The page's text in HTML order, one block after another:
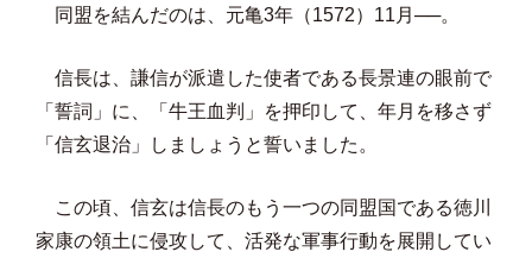
同盟を結んだのは、元亀3年（1572）11月──。
信長は、謙信が派遣した使者である長景連の眼前で
「誓詞」に、「牛王血判」を押印して、年月を移さず
「信玄退治」しましょうと誓いました。
この頃、信玄は信長のもう一つの同盟国である徳川
家康の領土に侵攻して、活発な軍事行動を展開してい